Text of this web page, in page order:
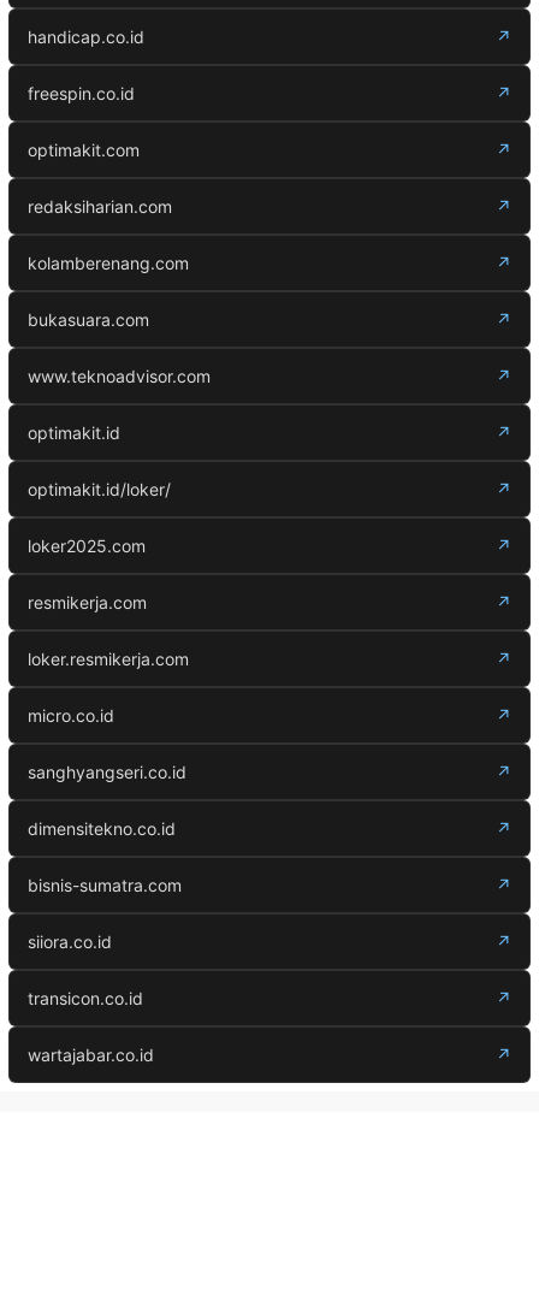
handicap.co.id ↗
freespin.co.id ↗
optimakit.com ↗
redaksiharian.com ↗
kolamberenang.com ↗
bukasuara.com ↗
www.teknoadvisor.com ↗
optimakit.id ↗
optimakit.id/loker/ ↗
loker2025.com ↗
resmikerja.com ↗
loker.resmikerja.com ↗
micro.co.id ↗
sanghyangseri.co.id ↗
dimensitekno.co.id ↗
bisnis-sumatra.com ↗
siiora.co.id ↗
transicon.co.id ↗
wartajabar.co.id ↗